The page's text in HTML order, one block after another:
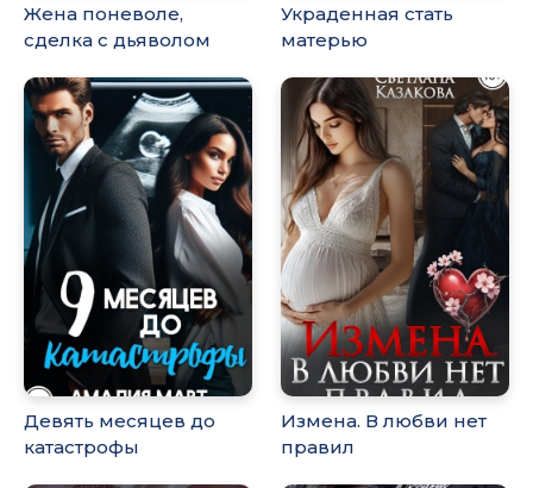
Жена поневоле,
сделка с дьяволом
Украденная стать
матерью
Девять месяцев до
катастрофы
Измена. В любви нет
правил